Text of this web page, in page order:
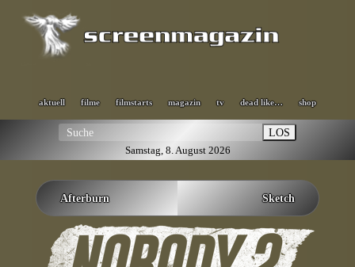
aktuell filme filmstarts magazin tv dead like… shop
LOS
Samstag, 8. August 2026
Afterburn Sketch